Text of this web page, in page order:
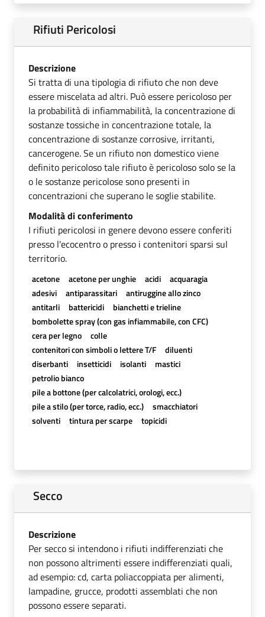
Rifiuti Pericolosi
Descrizione
Si tratta di una tipologia di rifiuto che non deve
essere miscelata ad altri. Può essere pericoloso per
la probabilità di infiammabilità, la concentrazione di
sostanze tossiche in concentrazione totale, la
concentrazione di sostanze corrosive, irritanti,
cancerogene. Se un rifiuto non domestico viene
definito pericoloso tale rifiuto è pericoloso solo se la
o le sostanze pericolose sono presenti in
concentrazioni che superano le soglie stabilite.
Modalità di conferimento
I rifiuti pericolosi in genere devono essere conferiti
presso l'ecocentro o presso i contenitori sparsi sul
territorio.
acetone acetone per unghie acidi
acquaragia
adesivi
antiparassitari
antiruggine allo zinco
antitarli
battericidi
bianchetti e trieline
bombolette spray (con gas infiammabile, con CFC)
cera per legno
colle
contenitori con simboli o lettere T/F
diluenti
diserbanti
insetticidi isolanti
mastici
petrolio bianco
pile a bottone (per calcolatrici, orologi, ecc.)
pile a stilo (per torce, radio, ecc.)
smacchiatori
solventi
tintura per scarpe topicidi
Secco
Descrizione
Per secco si intendono i rifiuti indifferenziati che
non possono altrimenti essere indifferenziati quali,
ad esempio: cd, carta poliaccoppiata per alimenti,
lampadine, grucce, prodotti assemblati che non
possono essere separati.